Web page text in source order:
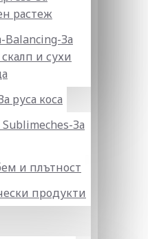
растеж
Balancing-За
и сухи
руса коса
За
и плътност
продукти